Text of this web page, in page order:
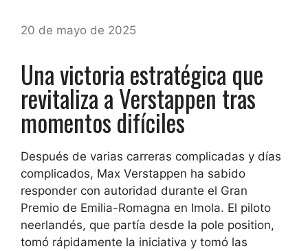
20 de mayo de 2025
Una victoria estratégica que
revitaliza a Verstappen tras
momentos difíciles
Después de varias carreras complicadas y días
complicados, Max Verstappen ha sabido
responder con autoridad durante el Gran
Premio de Emilia-Romagna en Imola. El piloto
neerlandés, que partía desde la pole position,
tomó rápidamente la iniciativa y tomó las